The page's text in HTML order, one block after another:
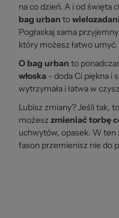
na co dzień. A i od święta
bag urban to
Pogłaskaj sama
który możesz łatwo umyć.
O bag urban to
włoska - doda Ci piękna i
wytrzymała i łatwa w
Lubisz zmiany? Jeśli tak,
możeszzmieniać torbę
uchwytów, opasek. W ten
fason przemienisz nie do